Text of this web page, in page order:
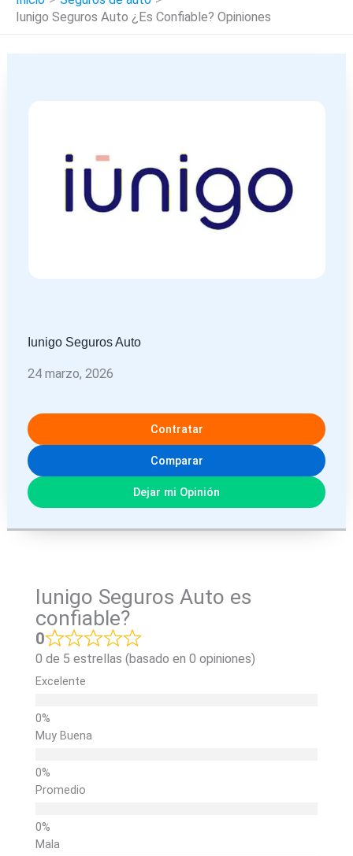
Iunigo Seguros Auto ¿Es Confiable? Opiniones
Iunigo Seguros Auto
24 marzo, 2026
Contratar
Comparar
Dejar mi Opinión
Iunigo Seguros Auto es
confiable?
0
0 de 5 estrellas (basado en 0 opiniones)
Excelente
Muy Buena
Promedio
Mala